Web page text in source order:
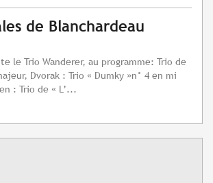
de Blanchardeau
le Trio Wanderer, au programme: Trio de
Dvorak : Trio « Dumky »n° 4 en mi
: Trio de « L’...